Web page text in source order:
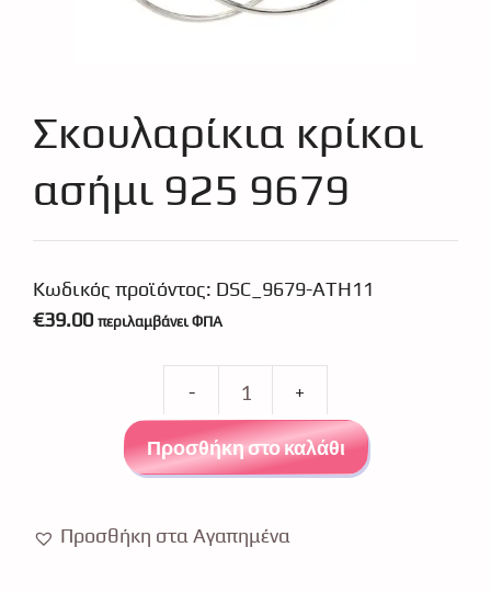
Σκουλαρίκια κρίκοι
ασήμι 925 9679
Κωδικός προϊόντος: DSC_9679-ATH11
€39.00 περιλαμβάνει ΦΠΑ
κρίκοι
ασήμι
Προσθήκη στο καλάθι
Προσθήκη στα Αγαπημένα